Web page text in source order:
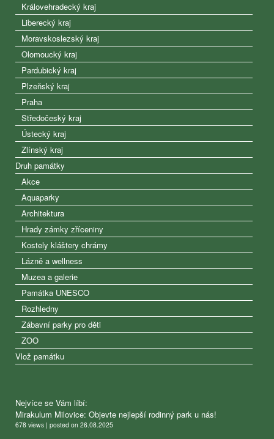
Královehradecký kraj
Liberecký kraj
Moravskoslezský kraj
Olomoucký kraj
Pardubický kraj
Plzeňský kraj
Praha
Středočeský kraj
Ústecký kraj
Zlínský kraj
Druh památky
Akce
Aquaparky
Architektura
Hrady zámky zříceniny
Kostely kláštery chrámy
Lázně a wellness
Muzea a galerie
Památka UNESCO
Rozhledny
Zábavní parky pro děti
ZOO
Vlož památku
Nejvíce se Vám líbí:
Mirakulum Milovice: Objevte nejlepší rodinný park u nás!
678 views | posted on 26.08.2025